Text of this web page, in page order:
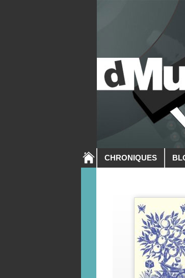
CHRONIQUES